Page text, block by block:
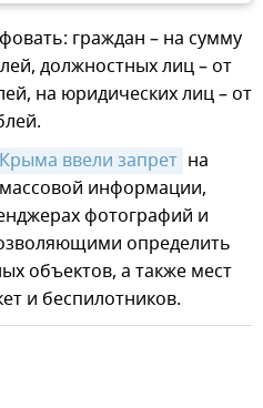
граждан – на сумму
должностных лиц – от
на юридических лиц – от
ввели запрет на
информации,
фотографий и
определить
объектов, а также мест
и беспилотников.